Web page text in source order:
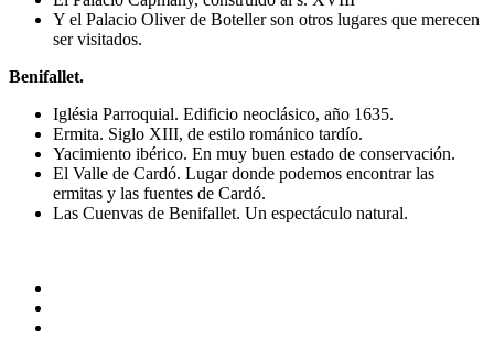
Y el Palacio Oliver de Boteller son otros lugares que merecen
ser visitados.
Benifallet.
Iglésia Parroquial. Edificio neoclásico, año 1635.
Ermita. Siglo XIII, de estilo románico tardío.
Yacimiento ibérico. En muy buen estado de conservación.
El Valle de Cardó. Lugar donde podemos encontrar las
ermitas y las fuentes de Cardó.
Las Cuenvas de Benifallet. Un espectáculo natural.